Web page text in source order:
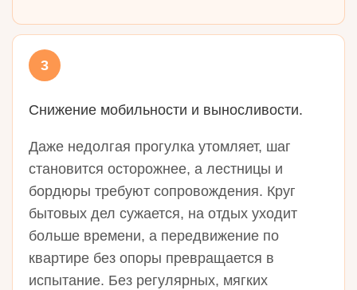
3
Снижение мобильности и выносливости.
Даже недолгая прогулка утомляет, шаг
становится осторожнее, а лестницы и
бордюры требуют сопровождения. Круг
бытовых дел сужается, на отдых уходит
больше времени, а передвижение по
квартире без опоры превращается в
испытание. Без регулярных, мягких